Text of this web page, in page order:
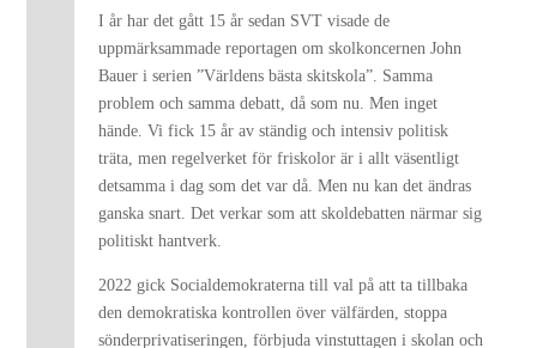
I år har det gått 15 år sedan SVT visade de
uppmärksammade reportagen om skolkoncernen John
Bauer i serien ”Världens bästa skitskola”. Samma
problem och samma debatt, då som nu. Men inget
hände. Vi fick 15 år av ständig och intensiv politisk
träta, men regelverket för friskolor är i allt väsentligt
detsamma i dag som det var då. Men nu kan det ändras
ganska snart. Det verkar som att skoldebatten närmar sig
politiskt hantverk.
2022 gick Socialdemokraterna till val på att ta tillbaka
den demokratiska kontrollen över välfärden, stoppa
sönderprivatiseringen, förbjuda vinstuttagen i skolan och